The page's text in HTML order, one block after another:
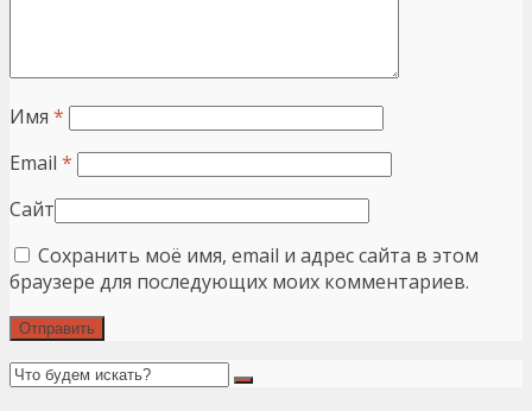
Имя *
Email *
Сайт
Сохранить моё имя, email и адрес сайта в этом
браузере для последующих моих комментариев.